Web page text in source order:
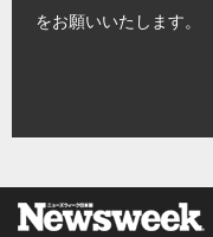
をお願いいたします。